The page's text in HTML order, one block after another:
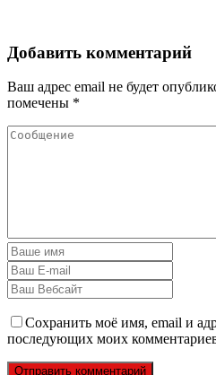
Добавить комментарий
Ваш адрес email не будет
помечены *
Сохранить моё имя, email и
последующих моих